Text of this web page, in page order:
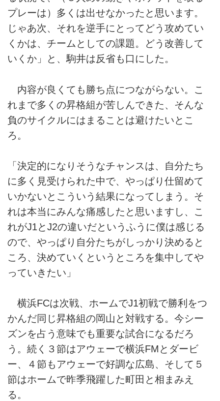
プレーは）多くは出せなかったと思います。
じゃあ次、それを逆手にとってどう攻めてい
くかは、チームとしての課題。どう改善して
いくか」と、駒井は反省も口にした。
内容が良くても勝ち点につながらない。こ
れまで多くの昇格組が苦しんできた、そんな
負のサイクルにはまることは避けたいとこ
ろ。
「決定的になりそうなチャンスは、自分たち
に多く見受けられた中で、やっぱり仕留めて
いかないとこういう結果になってしまう。そ
れは本当にみんな痛感したと思いますし、こ
れがJ1とJ2の違いだというふうに僕は感じる
ので、やっぱり自分たちがしっかり決めると
ころ、決めていくというところを集中してや
っていきたい」
横浜FCは次戦、ホームでJ1初戦で勝利をつ
かんだ同じ昇格組の岡山と対戦する。今シー
ズンを占う意味でも重要な試合になるだろ
う。続く３節はアウェーで横浜FMとダービ
ー、４節もアウェーで好調な広島、そして５
節はホームで昨季飛躍した町田と相まみえ
る。